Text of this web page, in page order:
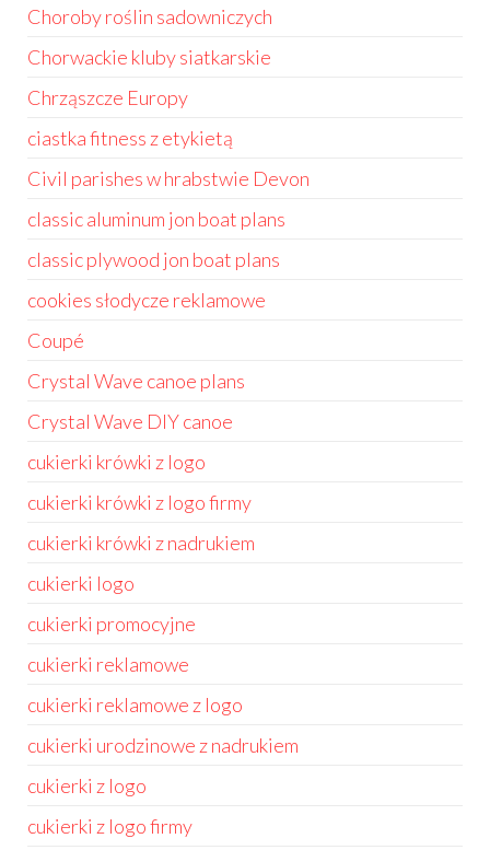
Choroby roślin sadowniczych
Chorwackie kluby siatkarskie
Chrząszcze Europy
ciastka fitness z etykietą
Civil parishes w hrabstwie Devon
classic aluminum jon boat plans
classic plywood jon boat plans
cookies słodycze reklamowe
Coupé
Crystal Wave canoe plans
Crystal Wave DIY canoe
cukierki krówki z logo
cukierki krówki z logo firmy
cukierki krówki z nadrukiem
cukierki logo
cukierki promocyjne
cukierki reklamowe
cukierki reklamowe z logo
cukierki urodzinowe z nadrukiem
cukierki z logo
cukierki z logo firmy